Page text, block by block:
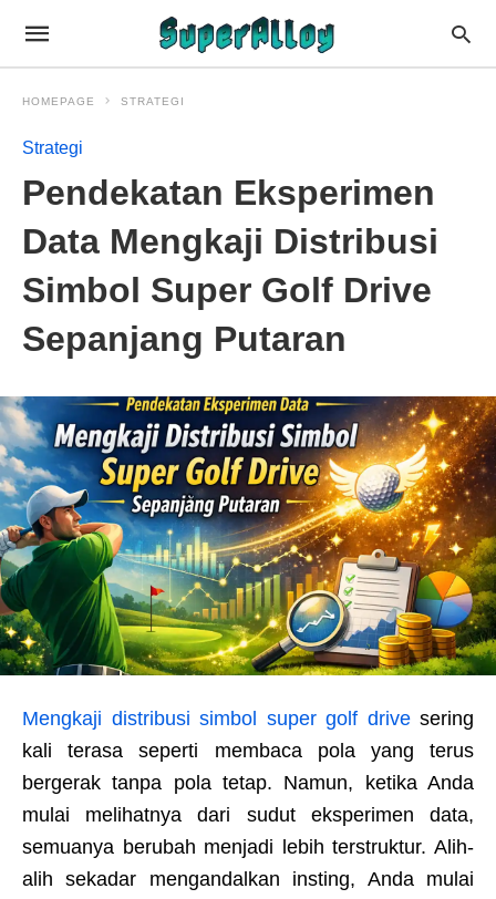
HOMEPAGE STRATEGI
Strategi
Pendekatan Eksperimen
Data Mengkaji Distribusi
Simbol Super Golf Drive
Sepanjang Putaran
Mengkaji distribusi simbol super golf drivesering
kali terasa seperti membaca pola yang terus
bergerak tanpa pola tetap. Namun, ketika Anda
mulai melihatnya dari sudut eksperimen data,
semuanya berubah menjadi lebih terstruktur. Alih-
alih sekadar mengandalkan insting, Anda mulai